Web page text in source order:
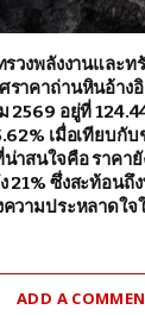
วงพลังงานและท
ราคาถ่านหินอ้าง
2569 อยู่ที่
เมื่อเทียบกับ
สนใจคือ ราคายั
21% ซึ่งสะท้อน
ความประหลาดใ
ADD A